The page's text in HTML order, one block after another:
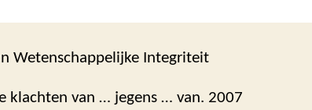
Wetenschappelijke Integriteit
klachten van … jegens … van. 2007